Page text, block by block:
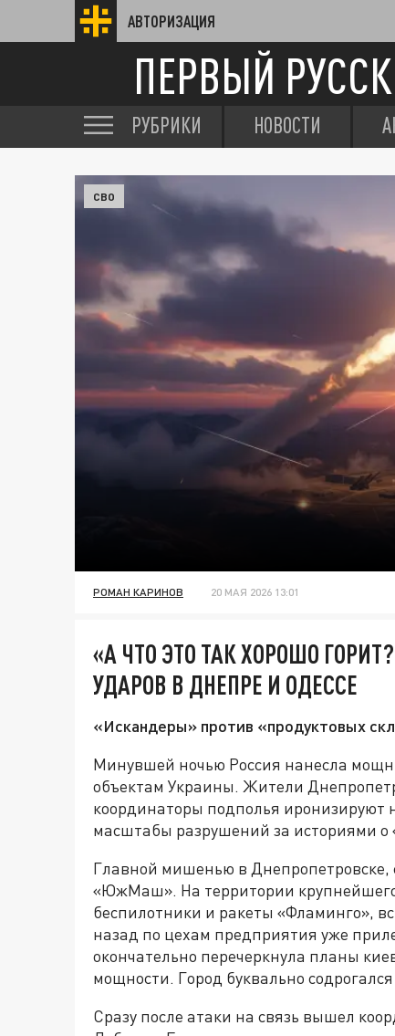
АВТОРИЗАЦИЯ
ПЕРВЫЙ
РУБРИКИ НОВОСТИ
СВО
РОМАН КАРИНОВ 20 МАЯ 2026 13:01
«А ЧТО ЭТО ТАК ХОРОШО
УДАРОВ В ДНЕПРЕ И ОДЕССЕ
«Искандеры» против «продуктовых
Минувшей ночью Россия нанесла
объектам Украины. Жители
координаторы подполья иронизируют
масштабы разрушений за историями о
Главной мишенью в Днепропетровске,
«ЮжМаш». На территории
беспилотники и ракеты «Фламинго»,
назад по цехам предприятия уже
окончательно перечеркнула планы
мощности. Город буквально
Сразу после атаки на связь вышел